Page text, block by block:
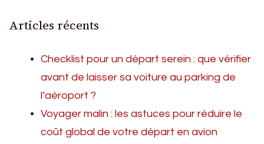
Articles récents
Checklist pour un départ serein : que vérifier
avant de laisser sa voiture au parking de
l’aéroport ?
Voyager malin : les astuces pour réduire le
coût global de votre départ en avion